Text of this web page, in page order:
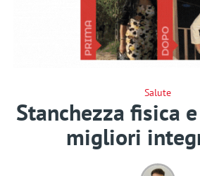
Salute
Stanchezza fisica
migliori